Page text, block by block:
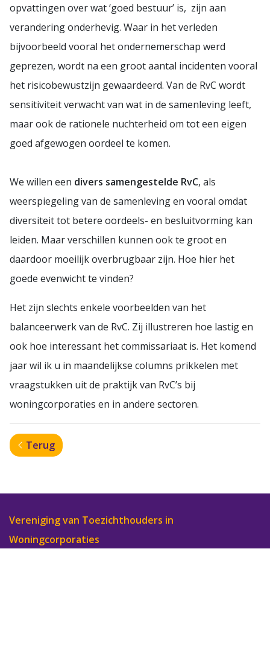
opvattingen over wat ‘goed bestuur’ is, zijn aan
verandering onderhevig. Waar in het verleden
bijvoorbeeld vooral het ondernemerschap werd
geprezen, wordt na een groot aantal incidenten vooral
het risicobewustzijn gewaardeerd. Van de RvC wordt
sensitiviteit verwacht van wat in de samenleving leeft,
maar ook de rationele nuchterheid om tot een eigen
goed afgewogen oordeel te komen.
We willen een divers samengestelde RvC, als
weerspiegeling van de samenleving en vooral omdat
diversiteit tot betere oordeels- en besluitvorming kan
leiden. Maar verschillen kunnen ook te groot en
daardoor moeilijk overbrugbaar zijn. Hoe hier het
goede evenwicht te vinden?
Het zijn slechts enkele voorbeelden van het
balanceerwerk van de RvC. Zij illustreren hoe lastig en
ook hoe interessant het commissariaat is. Het komend
jaar wil ik u in maandelijkse columns prikkelen met
vraagstukken uit de praktijk van RvC’s bij
woningcorporaties en in andere sectoren.
Terug
Vereniging van Toezichthouders in
Woningcorporaties